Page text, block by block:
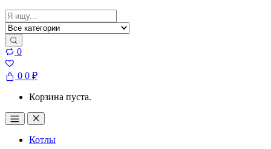
Search
for:
0
0 0 ₽
Корзина пуста.
Open Close
Котлы